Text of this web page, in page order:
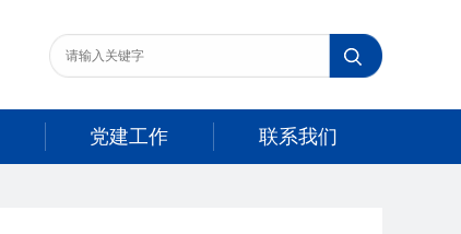
党建工作 联系我们